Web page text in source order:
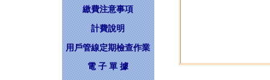
繳費注意事項
計費說明
用戶管線定期檢查作業
電 子 單 據